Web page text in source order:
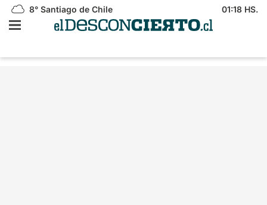
8° Santiago de Chile 01:18 HS.